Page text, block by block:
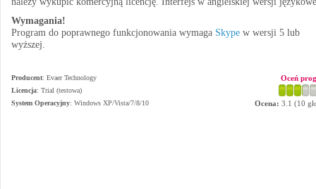
Wymagania!
Program do poprawnego funkcjonowania wymaga Skype w wersji 5 lub
wyższej.
Producent: Evaer Technology
Licencja: Trial (testowa)
System Operacyjny: Windows XP/Vista/7/8/10
Oceń
Ocena: 3.1 (10